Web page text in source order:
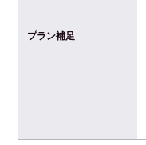
プラン補足